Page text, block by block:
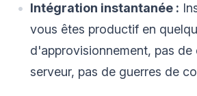
Intégration instantanée :
vous êtes productif en
d'approvisionnement, pas
serveur, pas de guerres de